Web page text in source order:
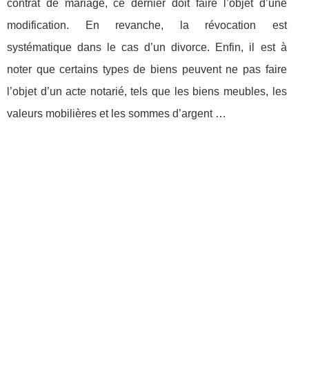
contrat de mariage, ce dernier doit faire l’objet d’une
modification. En revanche, la révocation est
systématique dans le cas d’un divorce. Enfin, il est à
noter que certains types de biens peuvent ne pas faire
l’objet d’un acte notarié, tels que les biens meubles, les
valeurs mobilières et les sommes d’argent …